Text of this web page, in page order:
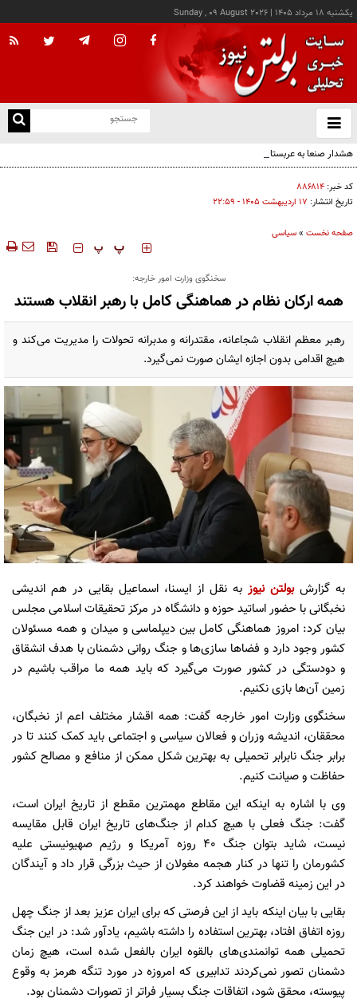
يکشنبه ۱۸ مرداد ۱۴۰۵ |
Sunday , 09 August 2026
باز
و
هشدار صنعا به عربستان: وقت تلف نکنید
کد خبر: ۸۸۶۸۱۴
تاریخ انتشار: ۱۷ ارديبهشت ۱۴۰۵ - ۲۲:۵۹
صفحه نخست »سیاسی
‍‍‍ پ پ
سخنگوی وزارت امور خارجه:
همه ارکان نظام در هماهنگی کامل با رهبر انقلاب هستند
رهبر معظم انقلاب شجاعانه، مقتدرانه و مدبرانه تحولات را مدیریت می‌کند و
هیچ اقدامی بدون اجازه ایشان صورت نمی‌گیرد.
به گزارشبولتن نیوز به نقل از ایسنا، اسماعیل بقایی در هم اندیشی
نخبگانی با حضور اساتید حوزه و دانشگاه در مرکز تحقیقات اسلامی مجلس
بیان کرد: امروز هماهنگی کامل بین دیپلماسی و میدان و همه مسئولان
کشور وجود دارد و فضاها سازی‌ها و جنگ روانی دشمنان با هدف انشقاق
و دودستگی در کشور صورت می‌گیرد که باید همه ما مراقب باشیم در
زمین آن‌ها بازی نکنیم.
سخنگوی وزارت امور خارجه گفت: همه اقشار مختلف اعم از نخبگان،
محققان، اندیشه وزران و فعالان سیاسی و اجتماعی باید کمک کنند تا در
برابر جنگ نابرابر تحمیلی به بهترین شکل ممکن از منافع و مصالح کشور
حفاظت و صیانت کنیم.
وی با اشاره به اینکه این مقاطع مهمترین مقطع از تاریخ ایران است،
گفت: جنگ فعلی با هیچ کدام از جنگ‌های تاریخ ایران قابل مقایسه
نیست، شاید بتوان جنگ ۴۰ روزه آمریکا و رژیم صهیونیستی علیه
کشورمان را تنها در کنار هجمه مغولان از حیث بزرگی قرار داد و آیندگان
در این زمینه قضاوت خواهند کرد.
بقایی با بیان اینکه باید از این فرصتی که برای ایران عزیز بعد از جنگ چهل
روزه اتفاق افتاد، بهترین استفاده را داشته باشیم، یادآور شد: در این جنگ
تحمیلی همه توانمندی‌های بالقوه ایران بالفعل شده است، هیچ زمان
دشمنان تصور نمی‌کردند تدابیری که امروزه در مورد تنگه هرمز به وقوع
پیوسته، محقق شود، اتفاقات جنگ بسیار فراتر از تصورات دشمنان بود.